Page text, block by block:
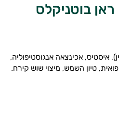
בוטניקלס
איסטיס, אכינצאה אנגוסטיפוליה,
טיון השמש, מיצוי שוש קירח.